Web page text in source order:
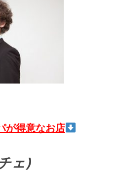
が得意なお店
ェ)